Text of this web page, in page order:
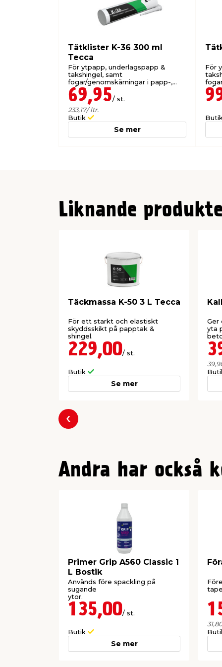
Tätklister K-36 300 ml
Tecca
För ytpapp, underlagspapp &
takshingel, samt
fogar/genomskärningar i papp-,
plåt- & tegeltak.
69,95/ st.
233,17/ ltr.
Butik
Se mer
För
plåt-
Liknande
Täckmassa K-50 3 L Tecca
För ett starkt och elastiskt
skyddsskikt på papptak &
shingel.
229,00/ st.
Butik
Se mer
Ger
yta
Föregående
Andra har också
Primer Grip A560 Classic 1
L Bostik
Används före spackling på
sugande
135,00/ st.
Butik
Se mer